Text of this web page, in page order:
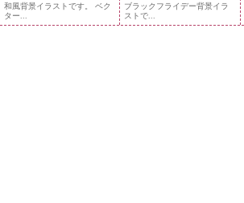
和風背景イラストです。 ベク
ター...
ブラックフライデー背景イラ
ストで...